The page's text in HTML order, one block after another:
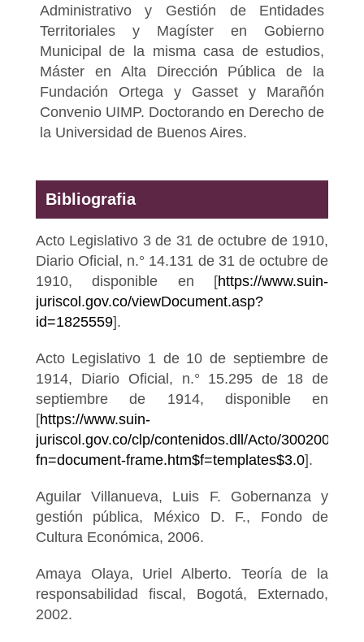
Administrativo y Gestión de Entidades
Territoriales y Magíster en Gobierno
Municipal de la misma casa de estudios,
Máster en Alta Dirección Pública de la
Fundación Ortega y Gasset y Marañón
Convenio UIMP. Doctorando en Derecho de
la Universidad de Buenos Aires.
Bibliografia
Acto Legislativo 3 de 31 de octubre de 1910,
Diario Oficial, n.° 14.131 de 31 de octubre de
1910, disponible en [https://www.suin-
juriscol.gov.co/viewDocument.asp?
id=1825559].
Acto Legislativo 1 de 10 de septiembre de
1914, Diario Oficial, n.° 15.295 de 18 de
septiembre de 1914, disponible en
[https://www.suin-
juriscol.gov.co/clp/contenidos.dll/Acto/30020055?
fn=document-frame.htm$f=templates$3.0].
Aguilar Villanueva, Luis F. Gobernanza y
gestión pública, México D. F., Fondo de
Cultura Económica, 2006.
Amaya Olaya, Uriel Alberto. Teoría de la
responsabilidad fiscal, Bogotá, Externado,
2002.